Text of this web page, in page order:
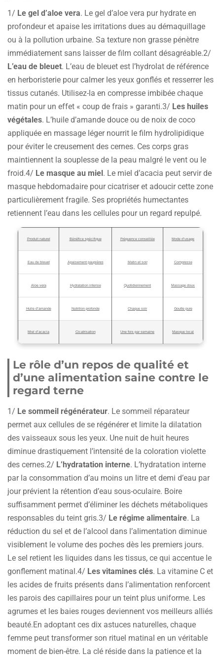
1/ Le gel d’aloe vera. Le gel d’aloe vera pur hydrate en
profondeur et apaise les irritations dues au démaquillage
ou à la pollution urbaine. Sa texture non grasse pénètre
immédiatement sans laisser de film collant désagréable.2/
L’eau de bleuet. L’eau de bleuet est l’hydrolat de référence
en herboristerie pour calmer les yeux gonflés et resserrer les
tissus cutanés. Utilisez-la en compresse imbibée chaque
matin pour un effet « coup de frais » garanti.3/ Les huiles
végétales. L’huile d’amande douce ou de noix de coco
appliquée en massage léger nourrit le film hydrolipidique
pour éviter le creusement des cernes. Ces corps gras
maintiennent la souplesse de la peau malgré le vent ou le
froid.4/ Le masque au miel . Le miel d’acacia peut servir de
masque hebdomadaire pour cicatriser et adoucir cette zone
particulièrement fragile. Ses propriétés humectantes
retiennent l’eau dans les cellules pour un regard repulpé.
Produit naturel Bénéfice spécifique Fréquence conseillée Mode d’usage
Eau de bleuet Apaisement paupières Matin et soir Compresse
Aloe vera Hydratation intense Quotidiennement Massage doux
Huile d’amande Nutrition profonde Chaque soir Goutte pure
Miel d’acacia Cicatrisation Une fois par semaine Masque local
Le rôle d’un repos de qualité et
d’une alimentation saine contre le
regard terne
1/ Le sommeil régénérateur. Le sommeil réparateur
permet aux cellules de se régénérer et limite la dilatation
des vaisseaux sous les yeux. Une nuit de huit heures
diminue drastiquement l’intensité de la coloration violette
des cernes.2/ L’hydratation interne. L’hydratation interne
par la consommation d’au moins un litre et demi d’eau par
jour prévient la rétention d’eau sous-oculaire. Boire
suffisamment permet d’éliminer les déchets métaboliques
responsables du teint gris.3/ Le régime alimentaire. La
réduction du sel et de l’alcool dans l’alimentation diminue
visiblement le volume des poches dès les premiers jours.
Le sel retient les liquides dans les tissus, ce qui accentue le
gonflement matinal.4/ Les vitamines clés. La vitamine C et
les acides de fruits présents dans l’alimentation renforcent
les parois des capillaires pour un teint plus uniforme. Les
agrumes et les baies rouges deviennent vos meilleurs alliés
beauté.En adoptant ces dix astuces naturelles, chaque
femme peut transformer son rituel matinal en un véritable
moment de bien-être. La clé réside dans la patience et la